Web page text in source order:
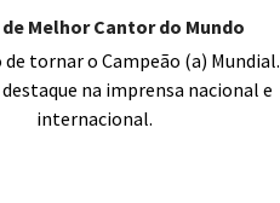
Melhor Cantor do Mundo
tornar o Campeão (a) Mundial.
na imprensa nacional e
internacional.